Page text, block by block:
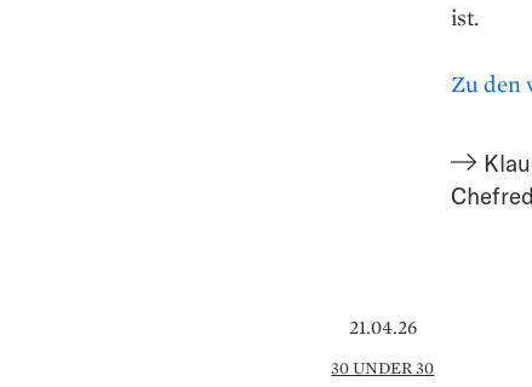
ist.
Zu den
21.04.26
30 UNDER 30